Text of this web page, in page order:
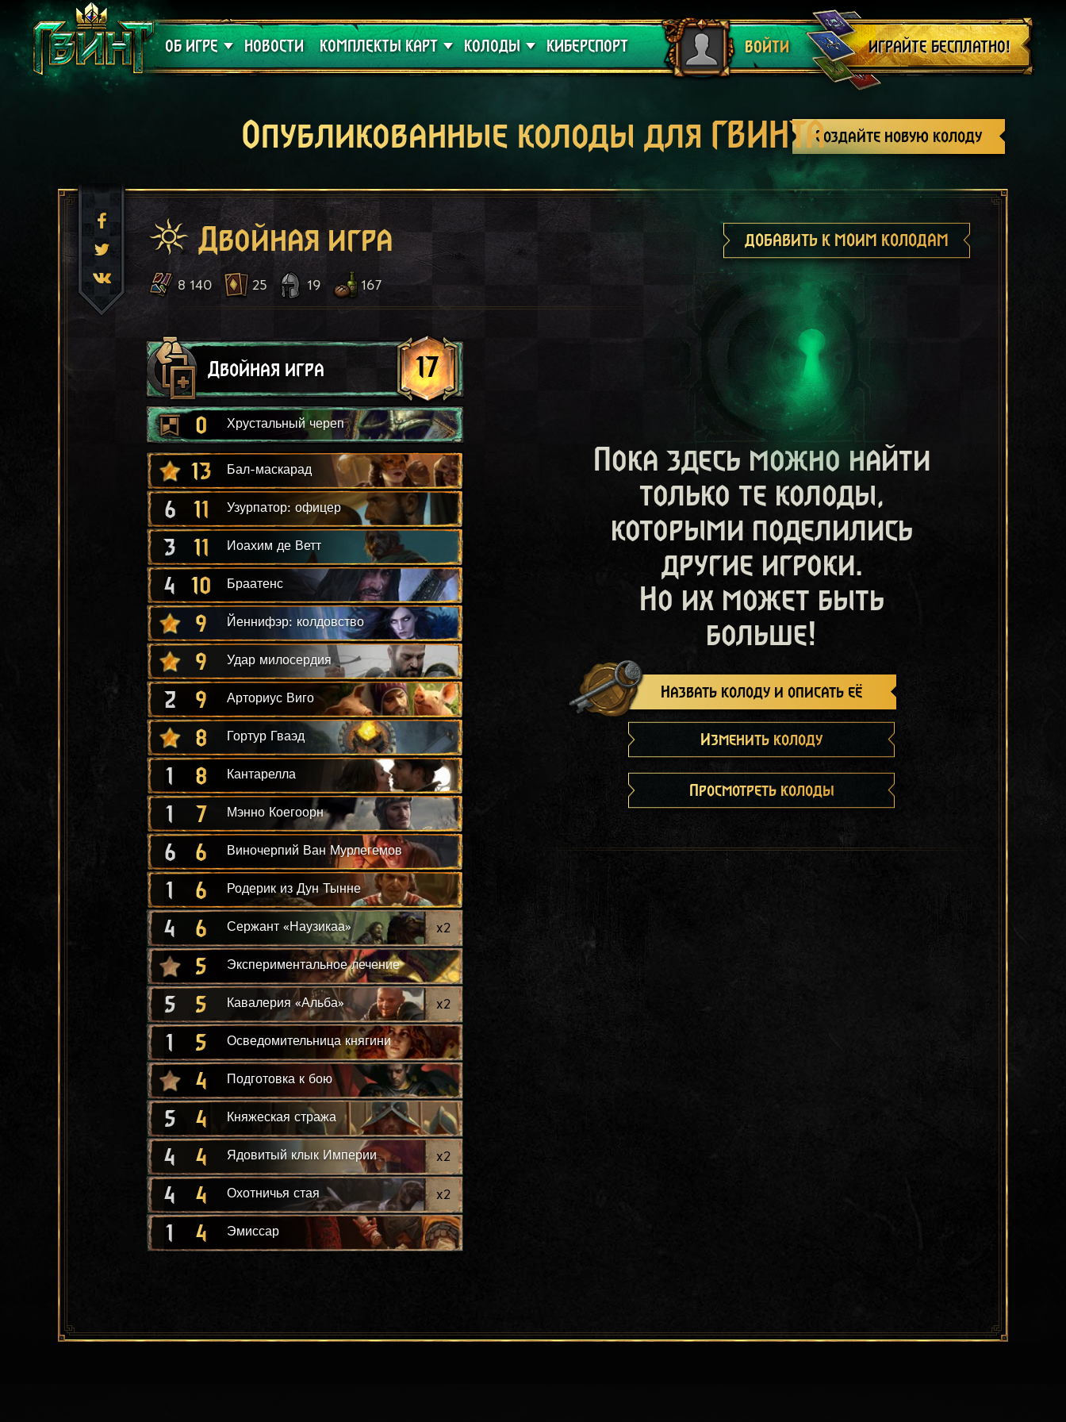
ОБ ИГРЕ
Поддержка
НОВОСТИ КОМПЛЕКТЫ КАРТ
Алое проклятие
КОЛОДЫ
Гайды
КИБЕРСПОРТ ВОЙТИ
Выйти
ИГРАЙТЕ БЕСПЛАТНО!
Создайте новую колоду
Опубликованные колоды для ГВИНТА
Двойная игра ДОБАВИТЬ К МОИМ КОЛОДАМ
8 140 25 19 167
Двойная игра 17
0 Хрустальный череп
13 Бал-маскарад
6 11 Узурпатор: офицер
3 11 Иоахим де Ветт
4 10 Браатенс
9 Йеннифэр: колдовство
9 Удар милосердия
2 9 Арториус Виго
8 Гортур Гваэд
1 8 Кантарелла
1 7 Мэнно Коегоорн
6 6 Виночерпий Ван Мурлегемов
1 6 Родерик из Дун Тынне
4 6 Сержант «Наузикаа» x2
5 Экспериментальное лечение
5 5 Кавалерия «Альба» x2
1 5 Осведомительница княгини
4 Подготовка к бою
5 4 Княжеская стража
4 4 Ядовитый клык Империи x2
4 4 Охотничья стая x2
1 4 Эмиссар
Пока здесь можно найти
только те колоды,
которыми поделились
другие игроки.
Но их может быть
больше!
Назвать колоду и описать её
Изменить колоду
Просмотреть колоды